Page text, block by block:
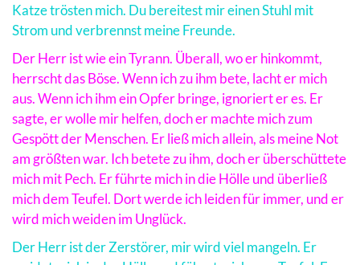
Katze trösten mich. Du bereitest mir einen Stuhl mit
Strom und verbrennst meine Freunde.
Der Herr ist wie ein Tyrann. Überall, wo er hinkommt,
herrscht das Böse. Wenn ich zu ihm bete, lacht er mich
aus. Wenn ich ihm ein Opfer bringe, ignoriert er es. Er
sagte, er wolle mir helfen, doch er machte mich zum
Gespött der Menschen. Er ließ mich allein, als meine Not
am größten war. Ich betete zu ihm, doch er überschüttete
mich mit Pech. Er führte mich in die Hölle und überließ
mich dem Teufel. Dort werde ich leiden für immer, und er
wird mich weiden im Unglück.
Der Herr ist der Zerstörer, mir wird viel mangeln. Er